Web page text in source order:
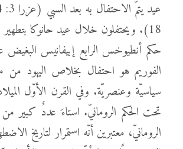
18). ويحتفلون خلال عيد حانوكا بتطهير
حكم أنطيوخس الرابع إبيفانيس البغيض
الفوريم هو احتفال بخلاص اليهود من
سياسيّة وعنصريّة. وفي القرن الأوّل
تحت الحكم الرومانيّ. استاءَ عددٌ كبير من
الرومانيّ، معتبرين أنّه استمرار لتاريخ